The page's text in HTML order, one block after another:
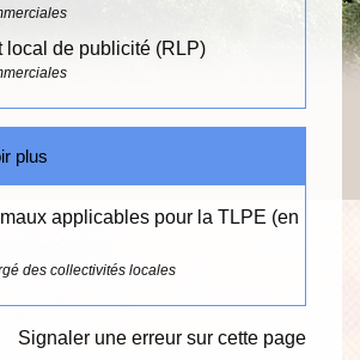
local de publicité (RLP)
plus
applicables pour la TLPE (en
des collectivités locales
Signaler une erreur sur cette page